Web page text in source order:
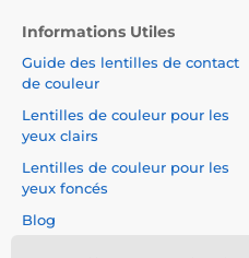
Informations Utiles
Guide des lentilles de contact
de couleur
Lentilles de couleur pour les
yeux clairs
Lentilles de couleur pour les
yeux foncés
Blog